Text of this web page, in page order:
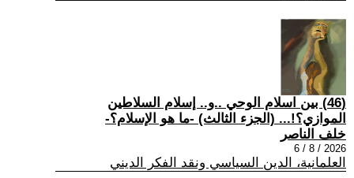
(46) بين اسلام الوحي ..و.. إسلام السلاطين
الموازي؟!... (الجزء الثالث) -ما هو الإسلام؟-
خلف الناصر
2026 / 8 / 6
العلمانية، الدين السياسي ونقد الفكر الديني